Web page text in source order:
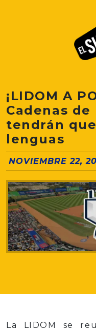
¡LIDOM A
Cadenas
tendrán
lenguas
NOVIEMBRE 22,
La LIDOM se